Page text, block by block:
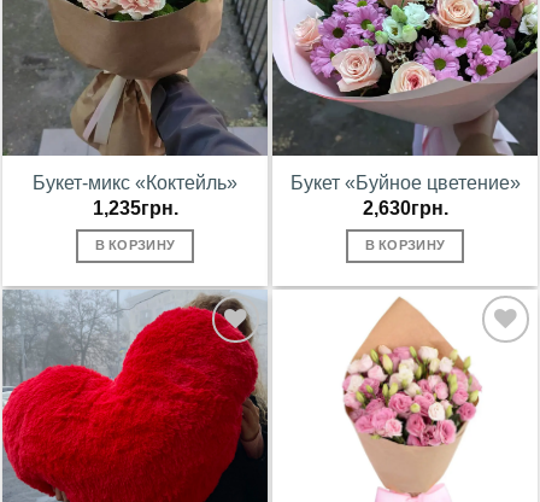
Букет-микс «Коктейль»
1,235грн.
В КОРЗИНУ
Букет «Буйное цветение»
2,630грн.
В КОРЗИНУ
В
избранное
избранное